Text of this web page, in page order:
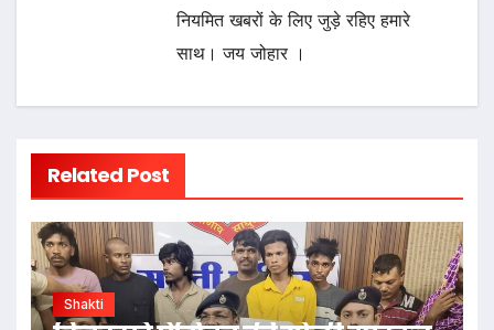
नियमित खबरों के लिए जुड़े रहिए हमारे
साथ। जय जोहार ।
Related Post
Shakti